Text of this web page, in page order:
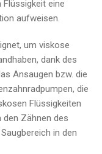
eine
aufweisen.
um viskose
dank des
Ansaugen bzw. die
die
Flüssigkeiten
den Zähnen des
in den